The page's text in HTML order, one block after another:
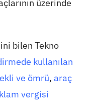
üzerinde
bilen Tekno
kullanılan
ve ömrü, araç
vergisi